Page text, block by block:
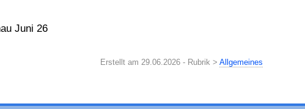
Erstellt am 29.06.2026 - Rubrik >Allgemeines